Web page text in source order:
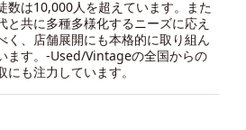
数は10,000人を超えています。また
と共に多種多様化するニーズに応え
く、店舗展開にも本格的に取り組ん
ます。-Used/Vintageの全国からの
にも注力しています。